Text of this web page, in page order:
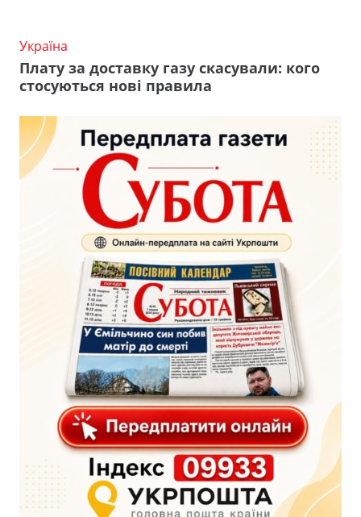
Україна
Плату за доставку газу скасували: кого
стосуються нові правила